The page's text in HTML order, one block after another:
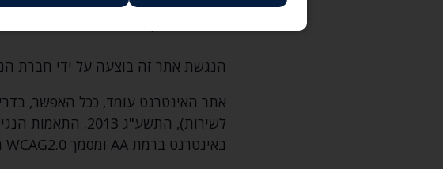
הנגשת אתר זה בוצעה על ידי חברת
אתר האינטרנט עומד‚ ככל האפשר‚
באינטרנט ברמת AA ומסמך WCAG2.0 הבינלאומי.